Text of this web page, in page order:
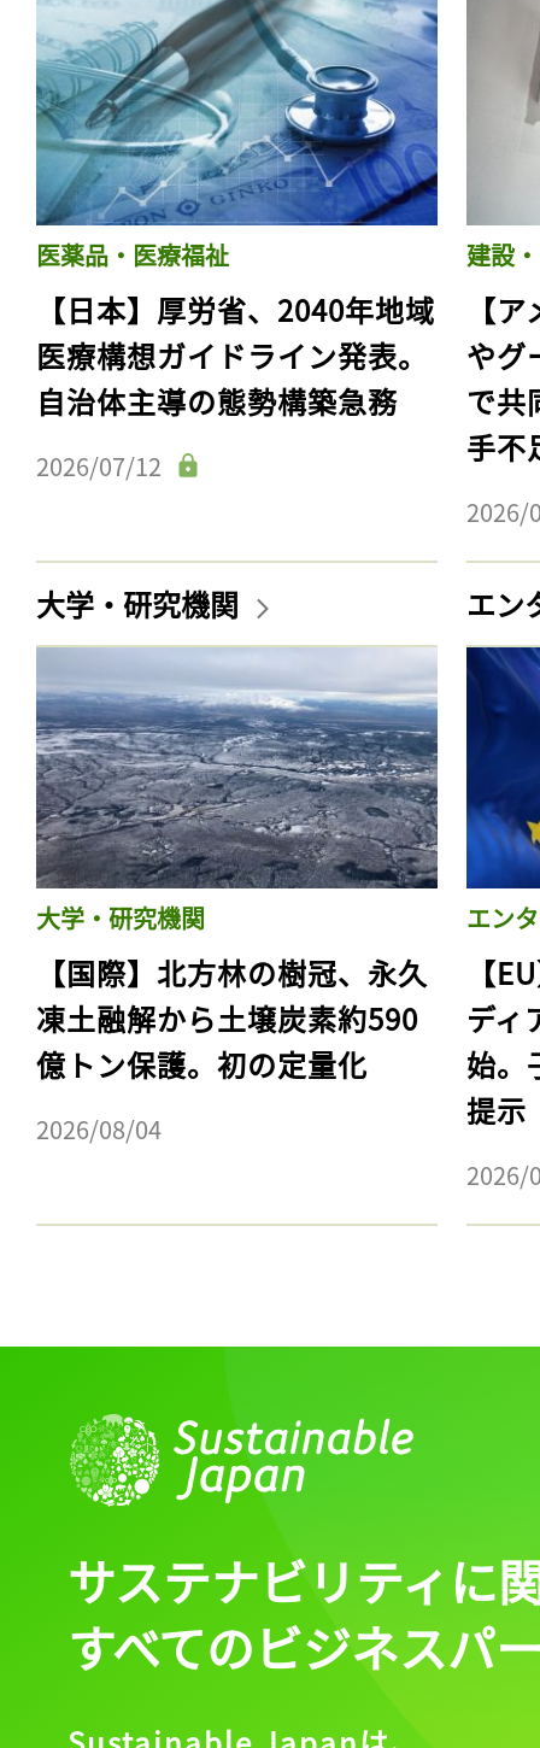
医薬品・医療福祉
【日本】厚労省、2040年地域
医療構想ガイドライン発表。
自治体主導の態勢構築急務
2026/07/12
建設
【
やグ
で共
手不
2026/
大学・研究機関
大学・研究機関
【国際】北方林の樹冠、永久
凍土融解から土壌炭素約590
億トン保護。初の定量化
2026/08/04
エン
エン
【
ディ
始。
提示
2026/
記事をお気に入りに
ログインが必
サステナビリティに
すべてのビジネスパ